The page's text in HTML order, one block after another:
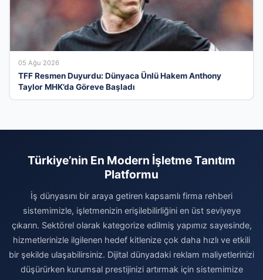
05 Ağu 2026
TFF Resmen Duyurdu: Dünyaca Ünlü Hakem Anthony
Taylor MHK’da Göreve Başladı
Türkiye’nin En Modern İşletme Tanıtım
Platformu
İş dünyasını bir araya getiren kapsamlı firma rehberi
sistemimizle, işletmenizin erişilebilirliğini en üst seviyeye
çıkarın. Sektörel olarak kategorize edilmiş yapımız sayesinde,
hizmetlerinizle ilgilenen hedef kitlenize çok daha hızlı ve etkili
bir şekilde ulaşabilirsiniz. Dijital dünyadaki reklam maliyetlerinizi
düşürürken kurumsal prestijinizi artırmak için sistemimize